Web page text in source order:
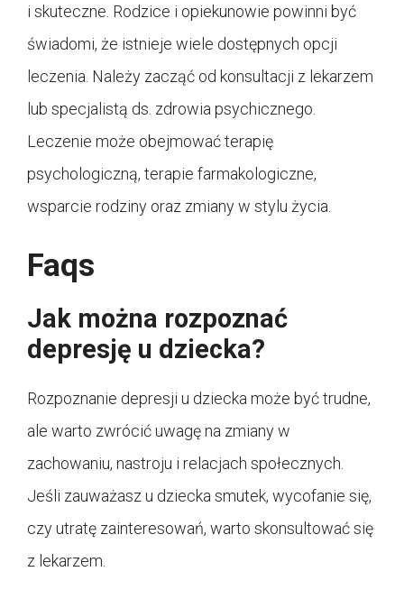
i skuteczne. Rodzice i opiekunowie powinni być
świadomi, że istnieje wiele dostępnych opcji
leczenia. Należy zacząć od konsultacji z lekarzem
lub specjalistą ds. zdrowia psychicznego.
Leczenie może obejmować terapię
psychologiczną, terapie farmakologiczne,
wsparcie rodziny oraz zmiany w stylu życia.
Faqs
Jak można rozpoznać
depresję u dziecka?
Rozpoznanie depresji u dziecka może być trudne,
ale warto zwrócić uwagę na zmiany w
zachowaniu, nastroju i relacjach społecznych.
Jeśli zauważasz u dziecka smutek, wycofanie się,
czy utratę zainteresowań, warto skonsultować się
z lekarzem.